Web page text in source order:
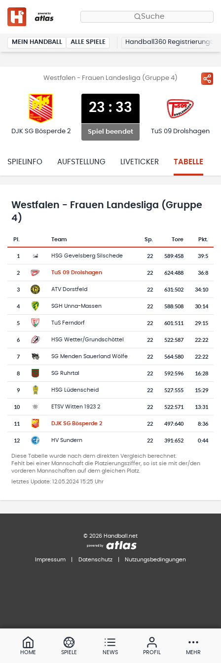
Suche
MEIN HANDBALL ALLE SPIELE Handball360 Registrierung
Westfalen - Frauen Landesliga (Gruppe 4)
DJK SG Bösperde 2
23 : 33
Spiel beendet TuS 09 Drolshagen
SPIELINFO AUFSTELLUNG LIVETICKER TABELLE
Westfalen - Frauen Landesliga (Gruppe
4)
Pl.
Team-Logo
Team Sp. Tore Pkt.
1 HSG Gevelsberg Silschede 22 589:458 39:5
2 TuS 09 Drolshagen 22 624:488 36:8
3 ATV Dorstfeld 22 631:502 34:10
4 SGH Unna-Massen 22 588:508 30:14
5 TuS Ferndorf 22 601:511 29:15
6 HSG Wetter/Grundschöttel 22 522:587 22:22
7 SG Menden Sauerland Wölfe 22 564:580 22:22
8 SG Ruhrtal 22 592:596 16:28
9 HSG Lüdenscheid 22 527:555 15:29
10 ETSV Witten 1923 2 22 522:571 13:31
11 DJK SG Bösperde 2 22 497:640 8:36
12 HV Sundern 22 391:652 0:44
Diese Tabelle wurde nach dem direkten Vergleich berechnet.
Fehlt bei einer Mannschaft die Platzierungsziffer, so ist sie mit der/den
vorderen Mannschaften auf dem gleichen Platz.
letztes Update: 12.05.2024 15:25 Uhr
© 2026 Handball.net
Impressum Datenschutz Nutzungsbedingungen
HOME SPIELE NEWS PROFIL MEHR